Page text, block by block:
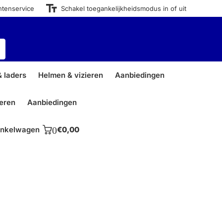
Schakel toegankelijkheidsmodus in of uit
laders Helmen & vizieren Aanbiedingen
Aanbiedingen
0€0,00